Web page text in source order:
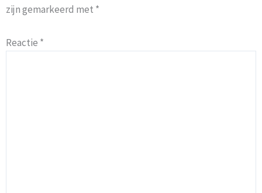
zijn gemarkeerd met *
Reactie *